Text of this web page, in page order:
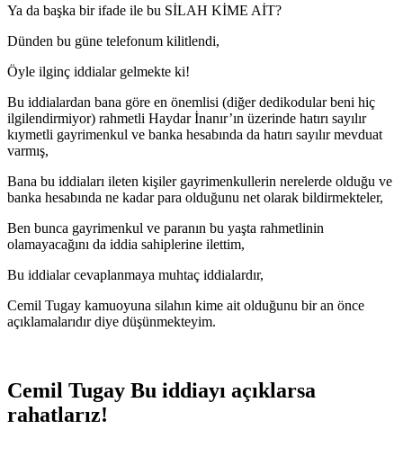
Ya da başka bir ifade ile bu SİLAH KİME AİT?
Dünden bu güne telefonum kilitlendi,
Öyle ilginç iddialar gelmekte ki!
Bu iddialardan bana göre en önemlisi (diğer dedikodular beni hiç
ilgilendirmiyor) rahmetli Haydar İnanır’ın üzerinde hatırı sayılır
kıymetli gayrimenkul ve banka hesabında da hatırı sayılır mevduat
varmış,
Bana bu iddiaları ileten kişiler gayrimenkullerin nerelerde olduğu ve
banka hesabında ne kadar para olduğunu net olarak bildirmekteler,
Ben bunca gayrimenkul ve paranın bu yaşta rahmetlinin
olamayacağını da iddia sahiplerine ilettim,
Bu iddialar cevaplanmaya muhtaç iddialardır,
Cemil Tugay kamuoyuna silahın kime ait olduğunu bir an önce
açıklamalarıdır diye düşünmekteyim.
Cemil Tugay Bu iddiayı açıklarsa
rahatlarız!